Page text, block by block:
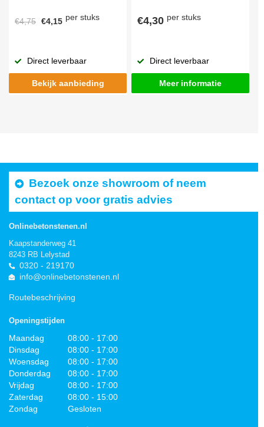
€4,75 €4,15 per stuks
Direct leverbaar
Bekijk aanbieding
€4,30 per stuks
Direct leverbaar
Meer informatie
Bezoek onze showroom of neem
contact op voor gratis advies
Onlinebetonstenen.nl
Kaapstanderweg 41
8243 RB Lelystad
0320 - 219170
info@onlinebetonstenen.nl
Routebeschrijving
Openingstijden
Maandag
08:00 - 17:00
Dinsdag
08:00 - 17:00
Woensdag
08:00 - 17:00
Donderdag
08:00 - 17:00
Vrijdag
08:00 - 17:00
Zaterdag
08:00 - 15:00
Zondag
Gesloten